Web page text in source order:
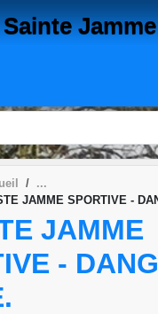
Sainte
JAMME SPORTIVE -
JAMME
-
des cookies